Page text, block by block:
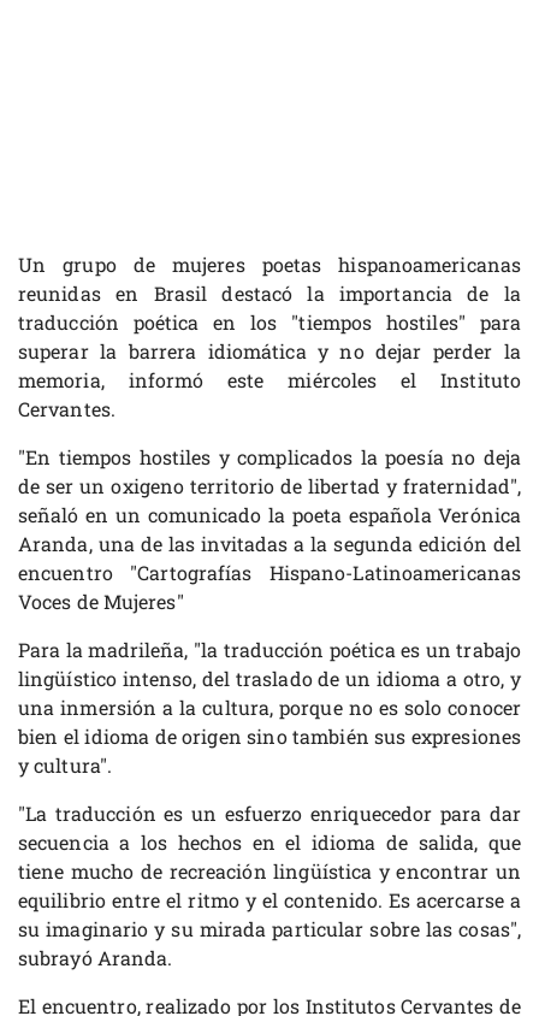
Un grupo de mujeres poetas hispanoamericanas
reunidas en Brasil destacó la importancia de la
traducción poética en los "tiempos hostiles" para
superar la barrera idiomática y no dejar perder la
memoria, informó este miércoles el Instituto
Cervantes.
"En tiempos hostiles y complicados la poesía no deja
de ser un oxigeno territorio de libertad y fraternidad",
señaló en un comunicado la poeta española Verónica
Aranda, una de las invitadas a la segunda edición del
encuentro "Cartografías Hispano-Latinoamericanas
Voces de Mujeres"
Para la madrileña, "la traducción poética es un trabajo
lingüístico intenso, del traslado de un idioma a otro, y
una inmersión a la cultura, porque no es solo conocer
bien el idioma de origen sino también sus expresiones
y cultura".
"La traducción es un esfuerzo enriquecedor para dar
secuencia a los hechos en el idioma de salida, que
tiene mucho de recreación lingüística y encontrar un
equilibrio entre el ritmo y el contenido. Es acercarse a
su imaginario y su mirada particular sobre las cosas",
subrayó Aranda.
El encuentro, realizado por los Institutos Cervantes de